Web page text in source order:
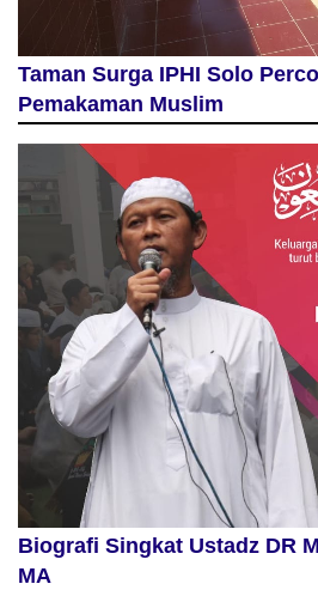
Taman Surga IPHI Solo
Pemakaman Muslim
Biografi Singkat Ustadz DR
MA